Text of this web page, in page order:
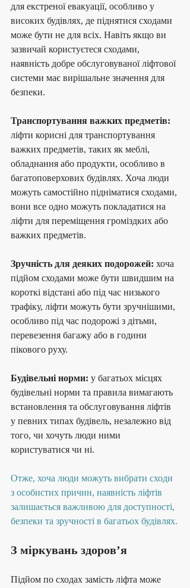
для екстреної евакуації, особливо у
високих будівлях, де піднятися сходами
може бути не для всіх. Навіть якщо ви
зазвичай користуєтеся сходами,
наявність добре обслуговуваної ліфтової
системи має вирішальне значення для
безпеки.
Транспортування важких предметів:
ліфти корисні для транспортування
важких предметів, таких як меблі,
обладнання або продукти, особливо в
багатоповерхових будівлях. Хоча люди
можуть самостійно підніматися сходами,
вони все одно можуть покладатися на
ліфти для переміщення громіздких або
важких предметів.
Зручність для деяких подорожей: хоча
підйом сходами може бути швидшим на
короткі відстані або під час низького
трафіку, ліфти можуть бути зручнішими,
особливо під час подорожі з дітьми,
перевезення багажу або в години
пікового руху.
Будівельні норми: у багатьох місцях
будівельні норми та правила вимагають
встановлення та обслуговування ліфтів
у певних типах будівель, незалежно від
того, чи хочуть люди ними
користуватися чи ні.
Отже, хоча люди можуть вибрати сходи
з особистих причин, наявність ліфтів
залишається важливою для доступності,
безпеки та зручності в багатьох будівлях.
З міркувань здоров’я
Підйом по сходах замість ліфта може